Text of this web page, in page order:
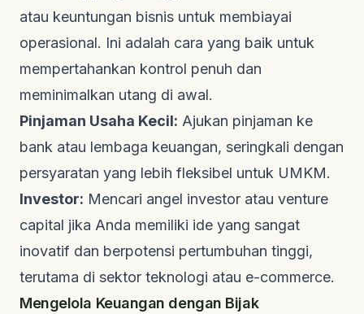
atau keuntungan bisnis untuk membiayai
operasional. Ini adalah cara yang baik untuk
mempertahankan kontrol penuh dan
meminimalkan utang di awal.
Pinjaman Usaha Kecil: Ajukan pinjaman ke
bank atau lembaga keuangan, seringkali dengan
persyaratan yang lebih fleksibel untuk UMKM.
Investor: Mencari angel investor atau venture
capital jika Anda memiliki ide yang sangat
inovatif dan berpotensi pertumbuhan tinggi,
terutama di sektor teknologi atau e-commerce.
Mengelola Keuangan dengan Bijak